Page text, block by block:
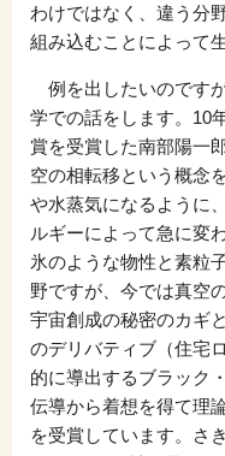
わけではなく、違う分
組み込むことによって
例を出したいのです
学での話をします。10
賞を受賞した南部陽一
空の相転移という概念
や水蒸気になるように
ルギーによって急に変
氷のような物性と素粒
野ですが、今では真空
宇宙創成の秘密のカギ
のデリバティブ（住宅
的に導出するブラック
伝導から着想を得て理
を受賞しています。さ